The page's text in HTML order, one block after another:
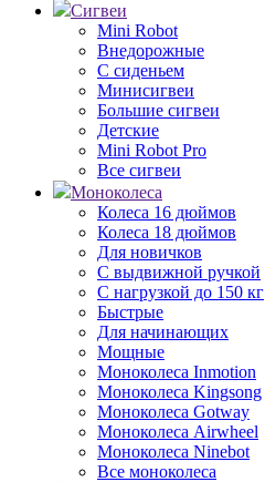
Сигвеи
Mini Robot
Внедорожные
С сиденьем
Минисигвеи
Большие сигвеи
Детские
Mini Robot Pro
Все сигвеи
Моноколеса
Колеса 16 дюймов
Колеса 18 дюймов
Для новичков
С выдвижной ручкой
С нагрузкой до 150 кг
Быстрые
Для начинающих
Мощные
Моноколеса Inmotion
Моноколеса Kingsong
Моноколеса Gotway
Моноколеса Airwheel
Моноколеса Ninebot
Все моноколеса